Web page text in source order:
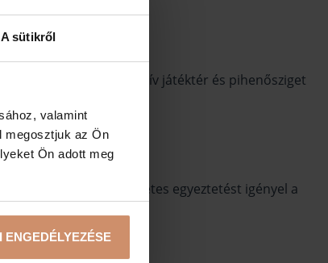
A sütikről
valamint
megosztjuk az Ön
Ön adott meg
ENGEDÉLYEZÉSE
tó környékén. Interaktív játéktér és pihenősziget
mindenképp előzetes egyeztetést igényel a